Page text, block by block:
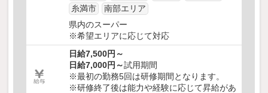
糸満市
南部エリア
県内のスーパー
※希望エリアに応じて対応
日給7,500円～
日給7,000円～試用期間
※最初の勤務5回は研修期間となります。
※研修終了後は能力や経験に応じて昇給があ